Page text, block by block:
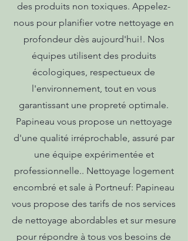
des produits non toxiques. Appelez-
nous pour planifier votre nettoyage en
profondeur dès aujourd'hui!. Nos
équipes utilisent des produits
écologiques, respectueux de
l'environnement, tout en vous
garantissant une propreté optimale.
Papineau vous propose un nettoyage
d'une qualité irréprochable, assuré par
une équipe expérimentée et
professionnelle.. Nettoyage logement
encombré et sale à Portneuf: Papineau
vous propose des tarifs de nos services
de nettoyage abordables et sur mesure
pour répondre à tous vos besoins de